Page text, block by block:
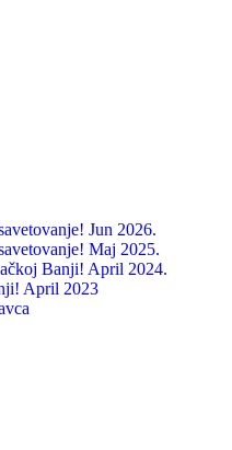
Jun 2026.
Maj 2025.
Banji! April 2024.
April 2023